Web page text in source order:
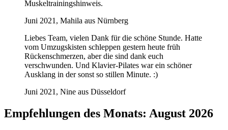
Muskeltrainingshinweis.
Juni 2021, Mahila aus Nürnberg
Liebes Team, vielen Dank für die schöne Stunde. Hatte
vom Umzugskisten schleppen gestern heute früh
Rückenschmerzen, aber die sind dank euch
verschwunden. Und Klavier-Pilates war ein schöner
Ausklang in der sonst so stillen Minute. :)
Juni 2021, Nine aus Düsseldorf
Empfehlungen des Monats: August 2026